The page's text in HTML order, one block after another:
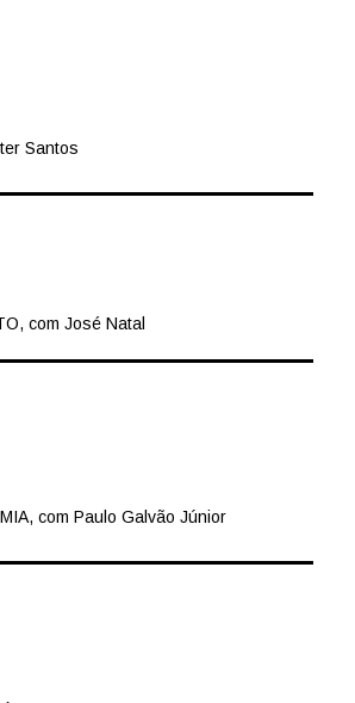
Santos
com José Natal
com Paulo Galvão Júnior